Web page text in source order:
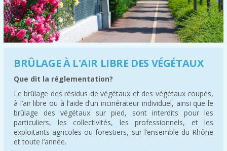
BRÛLAGE À L'AIR LIBRE DES VÉGÉTAUX
Que dit la réglementation?
Le brûlage des résidus de végétaux et des végétaux coupés,
à l’air libre ou à l’aide d’un incinérateur individuel, ainsi que le
brûlage des végétaux sur pied, sont interdits pour les
particuliers, les collectivités, les professionnels, et les
exploitants agricoles ou forestiers, sur l’ensemble du Rhône
et toute l’année.